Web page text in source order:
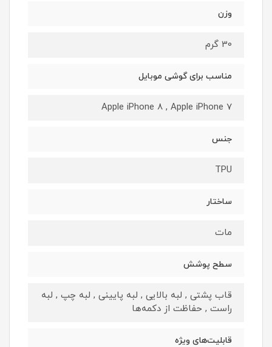
وزن
30 گرم
مناسب برای گوشی موبایل
Apple iPhone 8 , Apple iPhone 7
جنس
TPU
ساختار
مات
سطح پوشش
قاب پشتی , لبه بالایی , لبه پایینی , لبه چپ , لبه
راست , حفاظت از دکمه‌ها
قابلیت‌های ویژه